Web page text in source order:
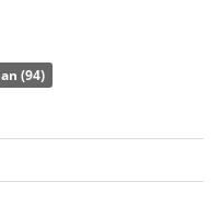
des Index
im ETF
ETF 1D hat ein
(94)